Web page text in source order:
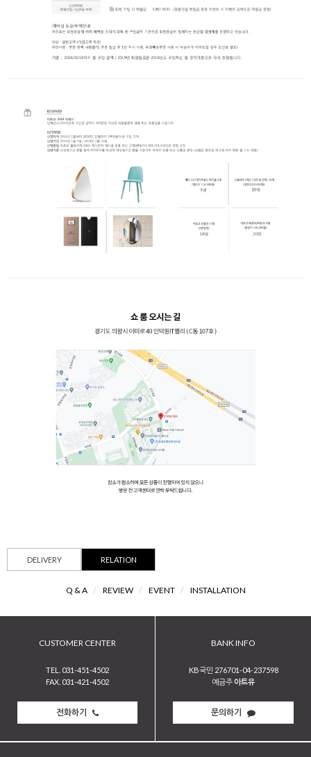
DELIVERY RELATION
Q & A / REVIEW / EVENT / INSTALLATION
CUSTOMER CENTER
TEL. 031-451-4502
FAX. 031-421-4502
전화하기
BANK INFO
KB국민 276701-04-237598
예금주 아트유
문의하기